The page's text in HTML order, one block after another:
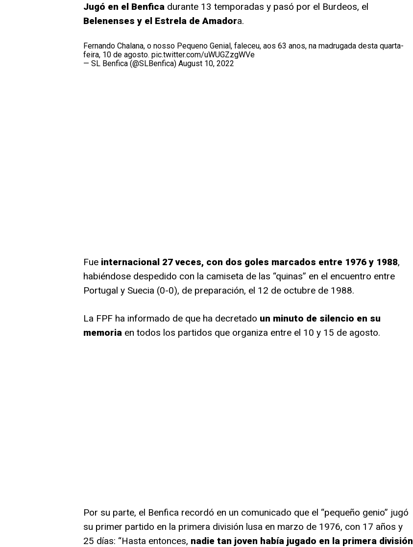
Jugó en el Benfica durante 13 temporadas y pasó por el Burdeos, el
Belenenses y el Estrela de Amadora.
Fernando Chalana, o nosso Pequeno Genial, faleceu, aos 63 anos, na madrugada desta quarta-
feira, 10 de agosto. pic.twitter.com/uWUGZzgWVe
— SL Benfica (@SLBenfica) August 10, 2022
Fueinternacional 27 veces, con dos goles marcados entre 1976 y 1988,
habiéndose despedido con la camiseta de las “quinas” en el encuentro entre
Portugal y Suecia (0-0), de preparación, el 12 de octubre de 1988.
La FPF ha informado de que ha decretado un minuto de silencio en su
memoriaen todos los partidos que organiza entre el 10 y 15 de agosto.
Por su parte, el Benfica recordó en un comunicado que el “pequeño genio” jugó
su primer partido en la primera división lusa en marzo de 1976, con 17 años y
25 días: “Hasta entonces, nadie tan joven había jugado en la primera división